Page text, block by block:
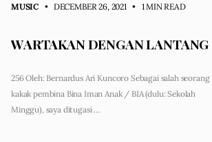
MUSIC • DECEMBER 26, 2021 • 1 MIN READ
WARTAKAN DENGAN LANTANG
256 Oleh: Bernardus Ari Kuncoro Sebagai salah seorang
kakak pembina Bina Iman Anak / BIA (dulu: Sekolah
Minggu), saya ditugasi …